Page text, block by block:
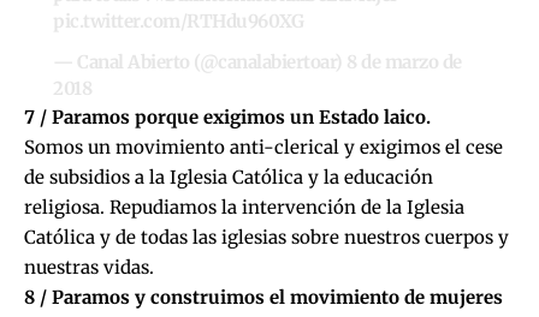
pic.twitter.com/RTHdu960XG
— Canal Abierto (@canalabiertoar) 8 de marzo de
2018
7 / Paramos porque exigimos un Estado laico.
Somos un movimiento anti-clerical y exigimos el cese
de subsidios a la Iglesia Católica y la educación
religiosa. Repudiamos la intervención de la Iglesia
Católica y de todas las iglesias sobre nuestros cuerpos y
nuestras vidas.
8 / Paramos y construimos el movimiento de mujeres